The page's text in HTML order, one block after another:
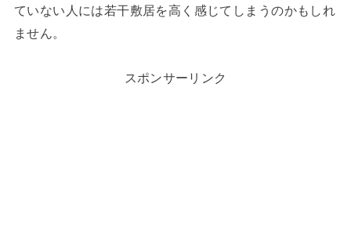
ていない人には若干敷居を高く感じてしまうのかもしれ
ません。
スポンサーリンク